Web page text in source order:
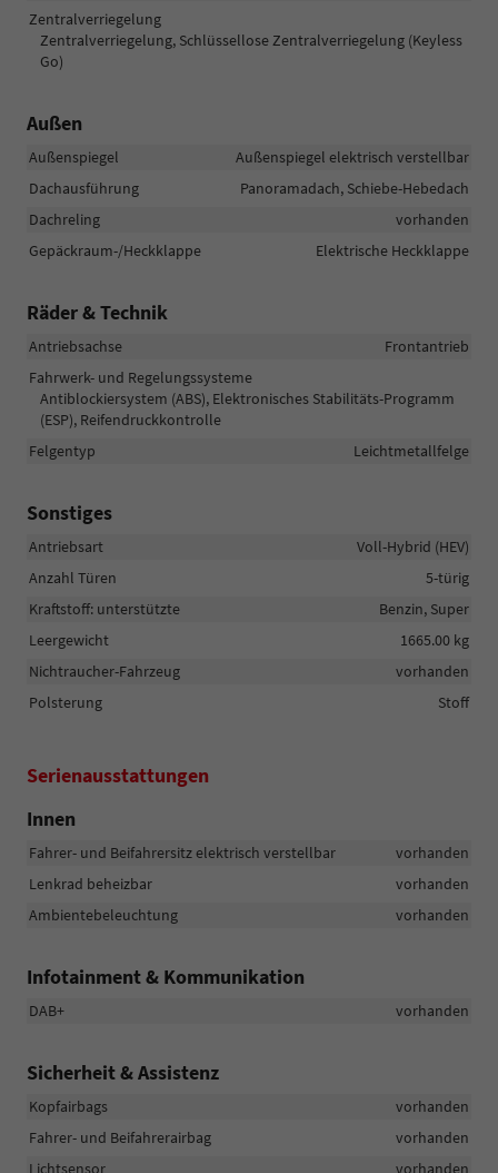
Zentralverriegelung
Zentralverriegelung, Schlüssellose Zentralverriegelung (Keyless
Go)
Außen
Außenspiegel
Außenspiegel elektrisch verstellbar
Dachausführung
Panoramadach, Schiebe-Hebedach
Dachreling
vorhanden
Gepäckraum-/Heckklappe
Elektrische Heckklappe
Räder & Technik
Antriebsachse
Frontantrieb
Fahrwerk- und Regelungssysteme
Antiblockiersystem (ABS), Elektronisches Stabilitäts-Programm
(ESP), Reifendruckkontrolle
Felgentyp
Leichtmetallfelge
Sonstiges
Antriebsart
Voll-Hybrid (HEV)
Anzahl Türen
5-türig
Kraftstoff: unterstützte
Benzin, Super
Leergewicht
1665.00 kg
Nichtraucher-Fahrzeug
vorhanden
Polsterung
Stoff
Serienausstattungen
Innen
Fahrer- und Beifahrersitz elektrisch verstellbar
vorhanden
Lenkrad beheizbar
vorhanden
Ambientebeleuchtung
vorhanden
Infotainment & Kommunikation
DAB+ vorhanden
Sicherheit & Assistenz
Kopfairbags
vorhanden
Fahrer- und Beifahrerairbag
vorhanden
Lichtsensor
vorhanden